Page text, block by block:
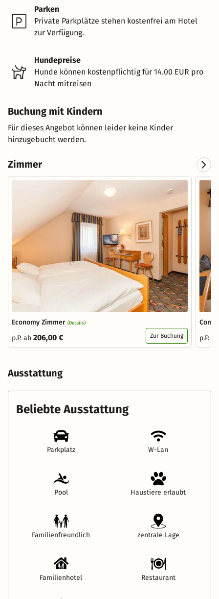
Parken
Private Parkplätze stehen kostenfrei am Hotel
zur Verfügung.
Hundepreise
Hunde können kostenpflichtig für 14.00 EUR pro
Nacht mitreisen
Buchung mit Kindern
Für dieses Angebot können leider keine Kinder
hinzugebucht werden.
Zimmer
Economy Zimmer (Details)
p.P. ab 206,00 € Zur Buchung
p.P.
Ausstattung
Beliebte Ausstattung
Parkplatz W-Lan
Pool Haustiere erlaubt
Familienfreundlich zentrale Lage
Familienhotel Restaurant